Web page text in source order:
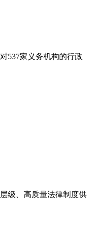
537家义务机构的行政
级、高质量法律制度供